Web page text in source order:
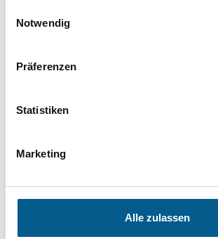
Notwendig
Präferenzen
Statistiken
Marketing
Alle zulassen
Bitte Suchbegriff eingeben.
Kategorien verfeinert werden.
Aktive Filter:
Themen: Politische Bildung &
Themen: Hilfsbedürftige Menschen